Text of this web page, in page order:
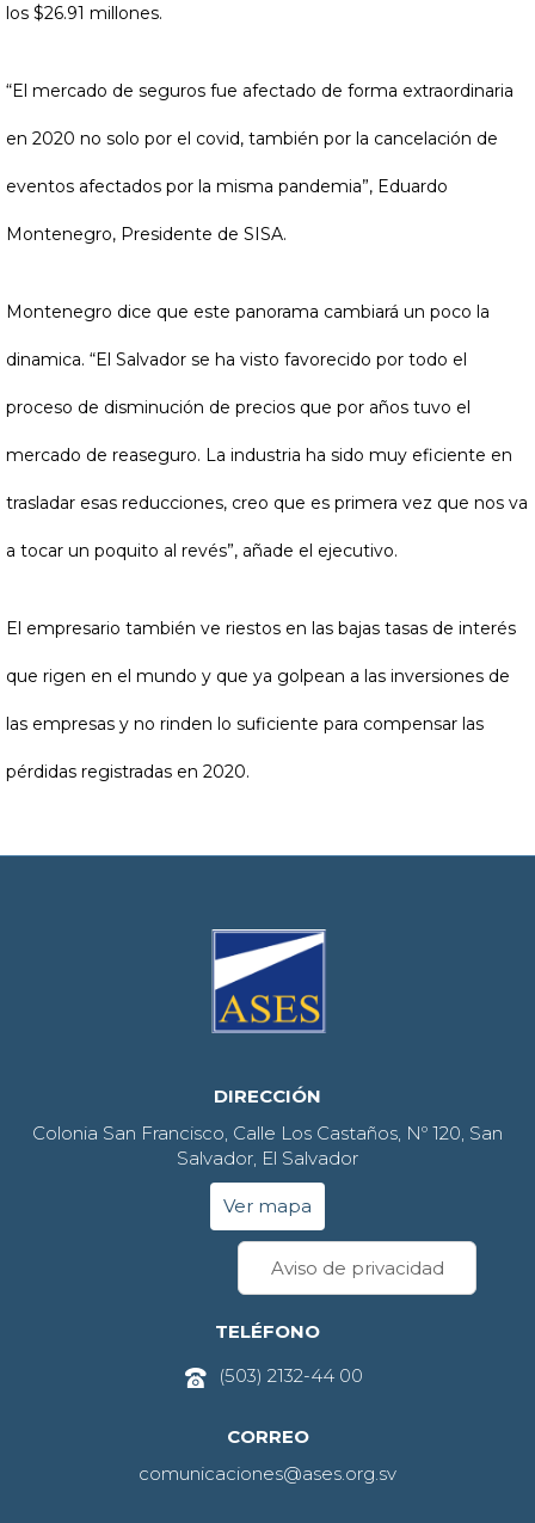
los $26.91 millones.
“El mercado de seguros fue afectado de forma extraordinaria
en 2020 no solo por el covid, también por la cancelación de
eventos afectados por la misma pandemia”, Eduardo
Montenegro, Presidente de SISA.
Montenegro dice que este panorama cambiará un poco la
dinamica. “El Salvador se ha visto favorecido por todo el
proceso de disminución de precios que por años tuvo el
mercado de reaseguro. La industria ha sido muy eficiente en
trasladar esas reducciones, creo que es primera vez que nos va
a tocar un poquito al revés”, añade el ejecutivo.
El empresario también ve riestos en las bajas tasas de interés
que rigen en el mundo y que ya golpean a las inversiones de
las empresas y no rinden lo suficiente para compensar las
pérdidas registradas en 2020.
DIRECCIÓN
Colonia San Francisco, Calle Los Castaños, Nº 120, San
Salvador, El Salvador
Ver mapa
Aviso de privacidad
TELÉFONO
(503) 2132-44 00
CORREO
comunicaciones@ases.org.sv